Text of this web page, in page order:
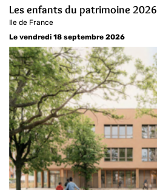
Les enfants du patrimoine 2026
Ile de France
Le vendredi 18 septembre 2026